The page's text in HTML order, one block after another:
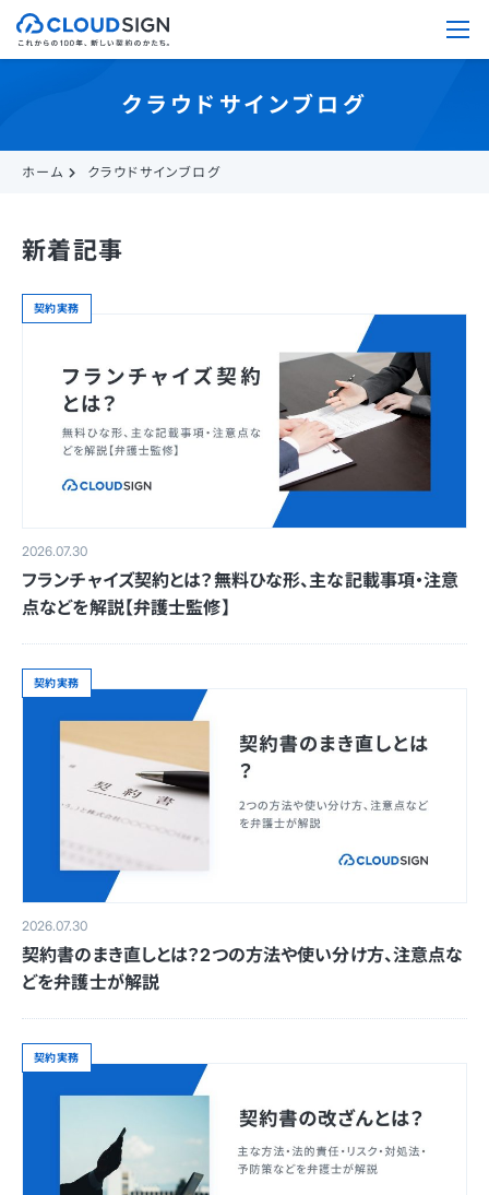
クラウドサインブログ
ホーム クラウドサインブログ
新着記事
契約実務
2026.07.30
フランチャイズ契約とは？無料ひな形、主な記載事項・注意
点などを解説【弁護士監修】
契約実務
2026.07.30
契約書のまき直しとは？2つの方法や使い分け方、注意点な
どを弁護士が解説
契約実務